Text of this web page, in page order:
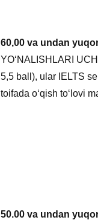
60,00 va undan
YOʻNALISHLARI
5,5 ball), ular IELTS
toifada oʻqish toʻlovi
50.00 va undan